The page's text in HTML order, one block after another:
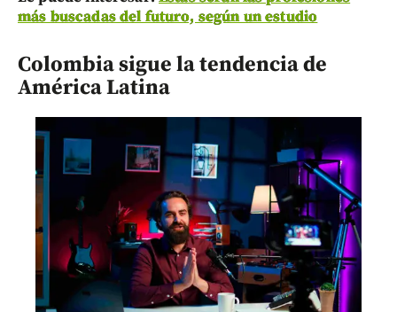
más buscadas del futuro, según un estudio
Colombia sigue la tendencia de
América Latina